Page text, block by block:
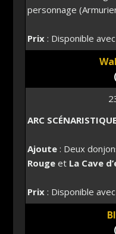
personnage
Prix: Disponible
ARC SCÉNARISTIQUE
Ajoute: Deux
Rouge et La Cave
Prix: Disponible